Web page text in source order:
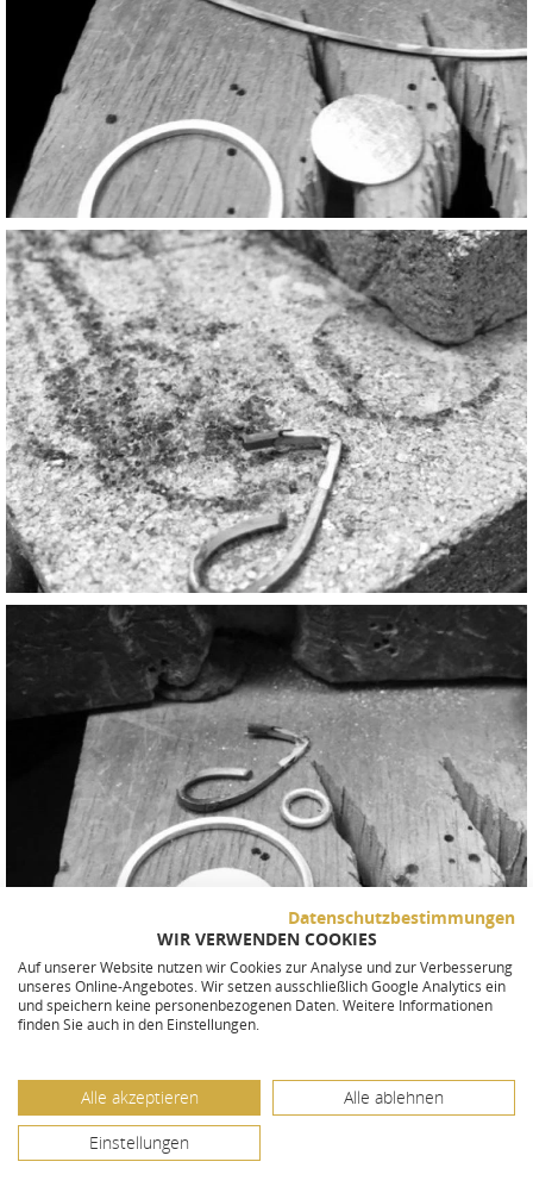
JEDES SCHMUCKSTÜCK EIN UNIKAT
mit Fußabdruck angefertigt wird. Grundlage für jede
Gestaltung ist immer die Skizze, auf der genau
erkennbar ist, welche Formgebung das Schmuckstück
Datenschutzbestimmungen
WIR VERWENDEN COOKIES
Auf unserer Website nutzen wir Cookies zur Analyse und zur Verbesserung
unseres Online-Angebotes. Wir setzen ausschließlich Google Analytics ein
und speichern keine personenbezogenen Daten. Weitere Informationen
finden Sie auch in den Einstellungen.
Alle akzeptieren
Alle ablehnen
Einstellungen